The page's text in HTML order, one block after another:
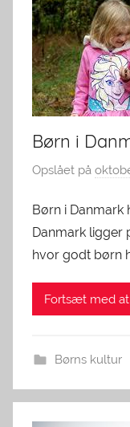
Børn i
Opslået på
Børn i
Danmark ligger
hvor godt børn
Fortsæt med
Børns kultur